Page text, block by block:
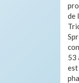
de
53
est